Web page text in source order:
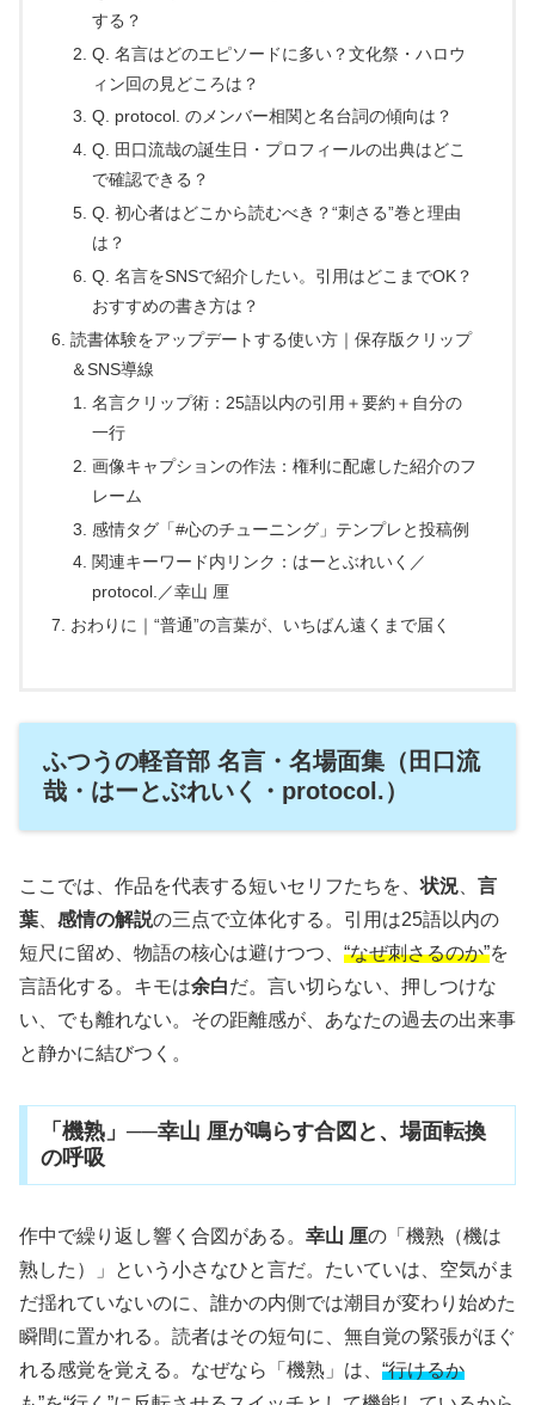
する？
Q. 名言はどのエピソードに多い？文化祭・ハロウ
ィン回の見どころは？
Q. protocol. のメンバー相関と名台詞の傾向は？
Q. 田口流哉の誕生日・プロフィールの出典はどこ
で確認できる？
Q. 初心者はどこから読むべき？“刺さる”巻と理由
は？
Q. 名言をSNSで紹介したい。引用はどこまでOK？
おすすめの書き方は？
読書体験をアップデートする使い方｜保存版クリップ
＆SNS導線
名言クリップ術：25語以内の引用＋要約＋自分の
一行
画像キャプションの作法：権利に配慮した紹介のフ
レーム
感情タグ「#心のチューニング」テンプレと投稿例
関連キーワード内リンク：はーとぶれいく／
protocol.／幸山 厘
おわりに｜“普通”の言葉が、いちばん遠くまで届く
ふつうの軽音部 名言・名場面集（田口流
哉・はーとぶれいく・protocol.）
ここでは、作品を代表する短いセリフたちを、状況
言
葉
感情の解説の三点で立体化する。引用は25語以内の
短尺に留め、物語の核心は避けつつ、 “なぜ刺さるのか”を
言語化する。キモは余白だ。言い切らない、押しつけな
い、でも離れない。その距離感が、あなたの過去の出来事
と静かに結びつく。
「機熟」──幸山 厘が鳴らす合図と、場面転換
の呼吸
作中で繰り返し響く合図がある。 幸山 厘の「機熟（機は
熟した）」という小さなひと言だ。たいていは、空気がま
だ揺れていないのに、誰かの内側では潮目が変わり始めた
瞬間に置かれる。読者はその短句に、無自覚の緊張がほぐ
れる感覚を覚える。なぜなら「機熟」は、 “行けるか